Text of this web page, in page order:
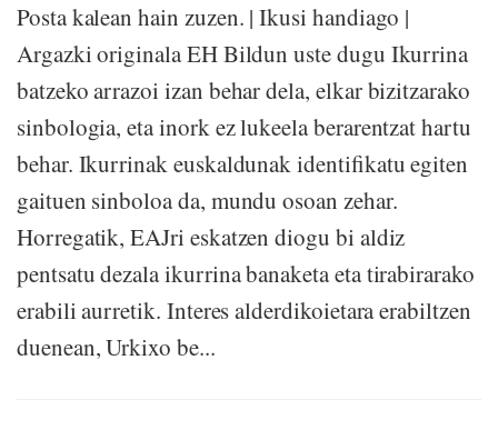
Posta kalean hain zuzen. | Ikusi handiago |
Argazki originala EH Bildun uste dugu Ikurrina
batzeko arrazoi izan behar dela, elkar bizitzarako
sinbologia, eta inork ez lukeela berarentzat hartu
behar. Ikurrinak euskaldunak identifikatu egiten
gaituen sinboloa da, mundu osoan zehar.
Horregatik, EAJri eskatzen diogu bi aldiz
pentsatu dezala ikurrina banaketa eta tirabirarako
erabili aurretik. Interes alderdikoietara erabiltzen
duenean, Urkixo be...